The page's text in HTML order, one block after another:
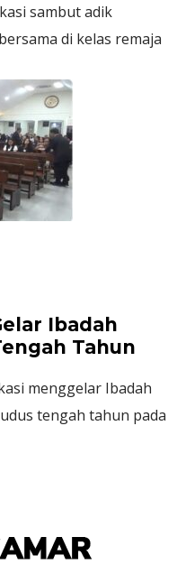
sambut adik
di kelas remaja
Ibadah
Tahun
menggelar Ibadah
tengah tahun pada